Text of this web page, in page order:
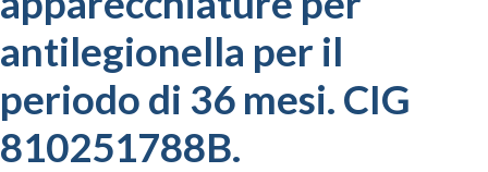
antilegionella per il
periodo di 36 mesi. CIG
810251788B.